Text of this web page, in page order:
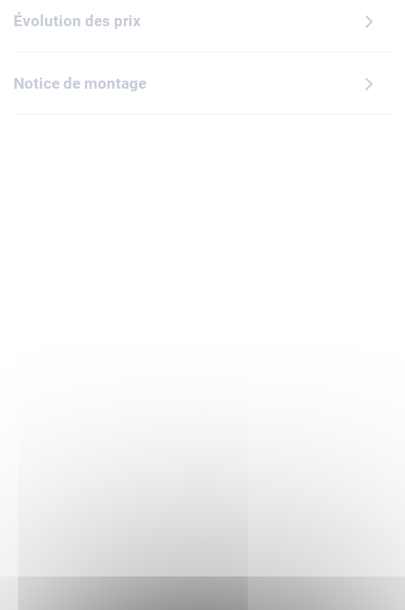
Une toile géante souple permet d'attraper une minifigurine.
Le rez-de-chaussée contient une cuisine. L'étage se
bureau, ordinateur, appareil photo et microscope. Un
bouton déclenche l'écroulement d'une partie du bâtiment.
Évolution des prix
Notice de montage